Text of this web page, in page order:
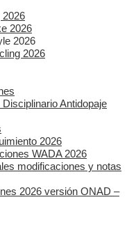
2026
2026
2026
2026
Antidopaje
2026
WADA 2026
modificaciones y notas
2026 versión ONAD –